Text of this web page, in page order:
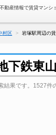
動産情報で賃貸マンシ
村区 岩塚駅周辺の
下鉄東
果です。1527件